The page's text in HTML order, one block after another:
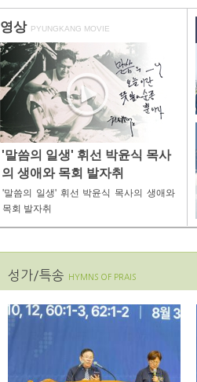
영상 PYUNGKANG MOVIE
'말씀의 일생' 휘선 박윤식 목사
의 생애와 목회 발자취
'말씀의 일생' 휘선 박윤식 목사의 생애와
목회 발자취
성가/특송 HYMNS OF PRAIS